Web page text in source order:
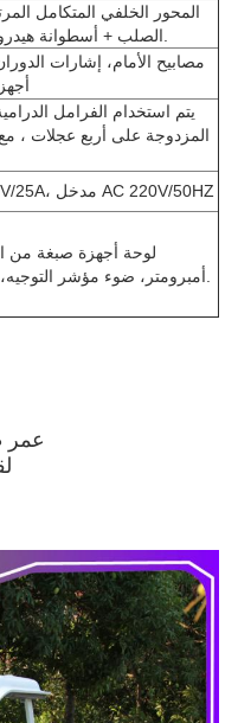
المحور الخلفي المتكامل
مصابيح الأمام، إشارات
يتم استخدام الفرامل
المزدوجة على أربع عجلات ،
شاحن السيارة، مخرج:48V/25A، مدخل AC 220V/50HZ
لوحة أجهزة صبغة من